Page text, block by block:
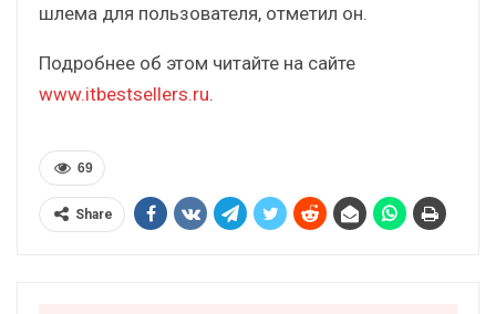
шлема для пользователя, отметил он.
Подробнее об этом читайте на сайте
www.itbestsellers.ru.
69
Share